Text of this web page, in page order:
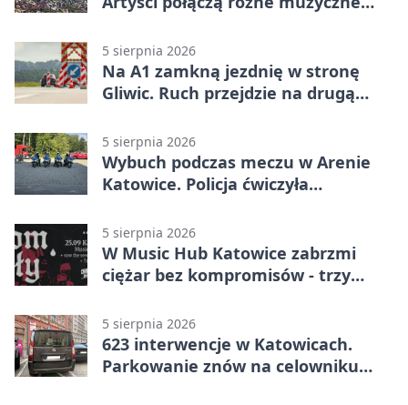
5 sierpnia 2026
Na A1 zamkną jezdnię w stronę
Gliwic. Ruch przejdzie na drugą
5 sierpnia 2026
Wybuch podczas meczu w Arenie
Katowice. Policja ćwiczyła
5 sierpnia 2026
W Music Hub Katowice zabrzmi
ciężar bez kompromisów - trzy
5 sierpnia 2026
623 interwencje w Katowicach.
Parkowanie znów na celowniku